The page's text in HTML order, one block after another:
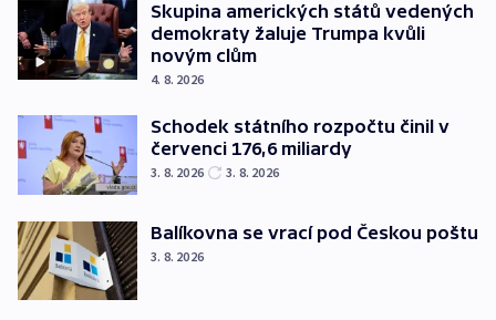
Skupina amerických států vedených
demokraty žaluje Trumpa kvůli
novým clům
4. 8. 2026
Schodek státního rozpočtu činil v
červenci 176,6 miliardy
3. 8. 2026 3. 8. 2026
Balíkovna se vrací pod Českou poštu
3. 8. 2026